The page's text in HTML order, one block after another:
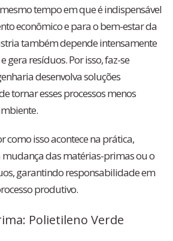
tempo em que é indispensável
econômico e para o bem-estar da
também depende intensamente
gera resíduos. Por isso, faz-se
desenvolva soluções
tornar esses processos menos
como isso acontece na prática,
das matérias-primas ou o
garantindo responsabilidade em
produtivo.
Polietileno Verde